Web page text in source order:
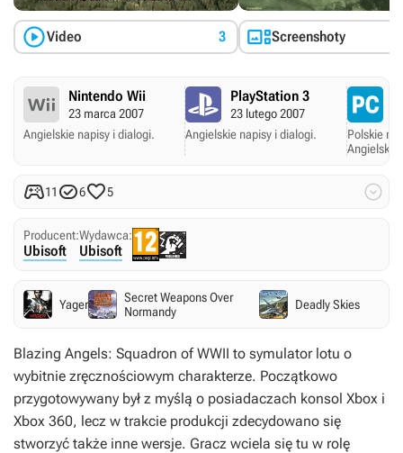
Video 3 Screenshoty
Nintendo Wii
23 marca 2007
Angielskie napisy i dialogi.
PlayStation 3
23 lutego 2007
Angielskie napisy i dialogi.
Polskie
Angielskie
11 65 
Producent:
Ubisoft
Wydawca:
Ubisoft
Yager
Secret Weapons Over
Normandy
Deadly Skies
Blazing Angels: Squadron of WWII to symulator lotu o
wybitnie zręcznościowym charakterze. Początkowo
przygotowywany był z myślą o posiadaczach konsol Xbox i
Xbox 360, lecz w trakcie produkcji zdecydowano się
stworzyć także inne wersje. Gracz wciela się tu w rolę